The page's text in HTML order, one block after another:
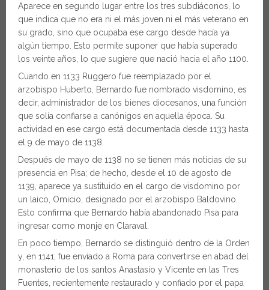
Aparece en segundo lugar entre los tres subdiáconos, lo
que indica que no era ni el más joven ni el más veterano en
su grado, sino que ocupaba ese cargo desde hacía ya
algún tiempo. Esto permite suponer que había superado
los veinte años, lo que sugiere que nació hacia el año 1100.
Cuando en 1133 Ruggero fue reemplazado por el
arzobispo Huberto, Bernardo fue nombrado visdomino, es
decir, administrador de los bienes diocesanos, una función
que solía confiarse a canónigos en aquella época. Su
actividad en ese cargo está documentada desde 1133 hasta
el 9 de mayo de 1138.
Después de mayo de 1138 no se tienen más noticias de su
presencia en Pisa; de hecho, desde el 10 de agosto de
1139, aparece ya sustituido en el cargo de visdomino por
un laico, Omicio, designado por el arzobispo Baldovino.
Esto confirma que Bernardo había abandonado Pisa para
ingresar como monje en Claraval.
En poco tiempo, Bernardo se distinguió dentro de la Orden
y, en 1141, fue enviado a Roma para convertirse en abad del
monasterio de los santos Anastasio y Vicente en las Tres
Fuentes, recientemente restaurado y confiado por el papa